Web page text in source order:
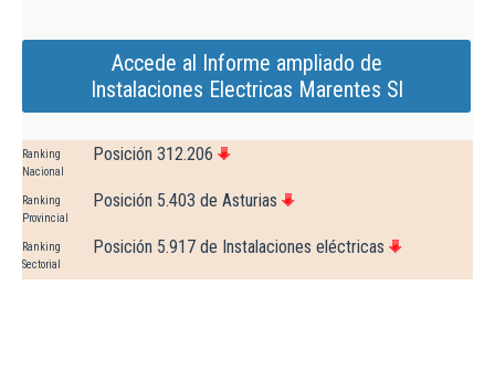
Accede al Informe ampliado de
Instalaciones Electricas Marentes Sl
Ranking
Nacional
Posición 312.206
Ranking
Provincial
Posición 5.403 de Asturias
Ranking
Sectorial
Posición 5.917 de Instalaciones eléctricas